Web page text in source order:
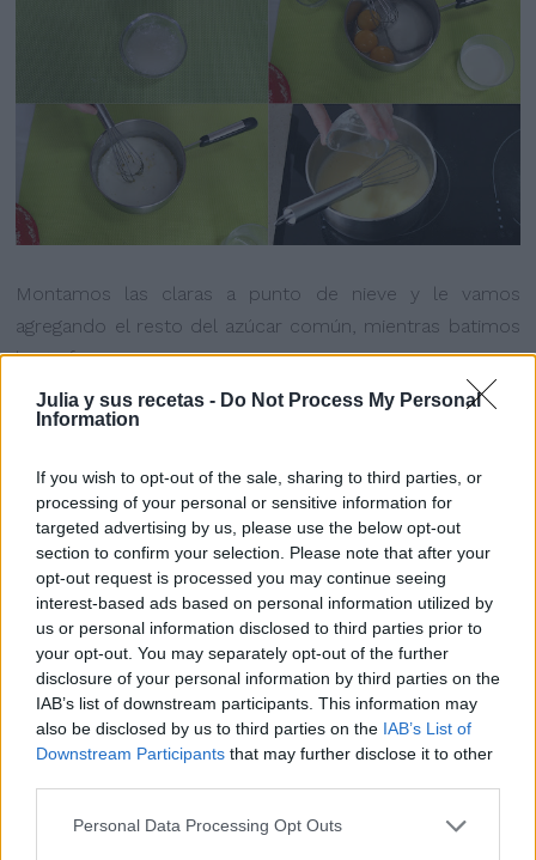
Julia y sus recetas - Do Not Process My Personal
Information
If you wish to opt-out of the sale, sharing to third parties, or
processing of your personal or sensitive information for
targeted advertising by us, please use the below opt-out
section to confirm your selection. Please note that after your
opt-out request is processed you may continue seeing
interest-based ads based on personal information utilized by
us or personal information disclosed to third parties prior to
your opt-out. You may separately opt-out of the further
disclosure of your personal information by third parties on the
IAB’s list of downstream participants. This information may
also be disclosed by us to third parties on the IAB’s List of
Downstream Participants that may further disclose it to other
Personal Data Processing Opt Outs
Montamos las claras a punto de nieve y le vamos
agregando el resto del azúcar común, mientras batimos
hasta formar un merengue espeso.
Montamos también la nata hasta que esté bien
compacta junto con el azúcar glas.
cuando estén inegrados añadimos el merengue y
mezclamos con movimientos envolventes.
Añadimos toda la crema al molde y lo metemos en el
congelador hasta el día siguiente.